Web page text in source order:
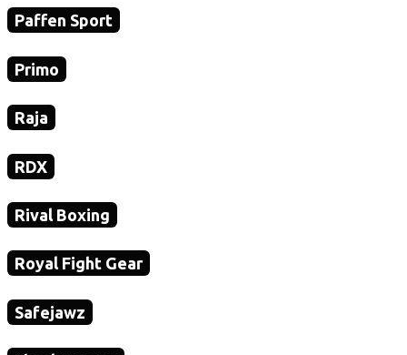
Paffen Sport
Primo
Raja
RDX
Rival Boxing
Royal Fight Gear
Safejawz